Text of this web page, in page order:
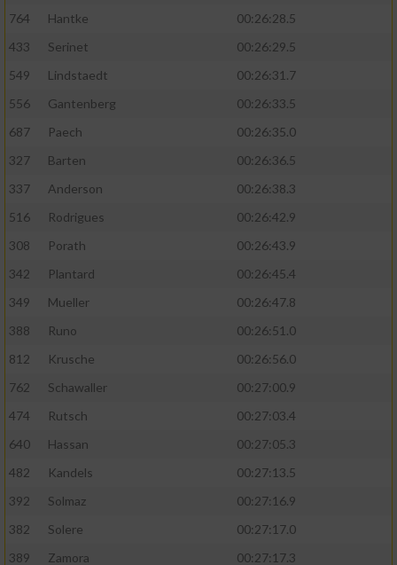
764
Hantke
00:26:28.5
433
Serinet
00:26:29.5
549
Lindstaedt
00:26:31.7
556
Gantenberg
00:26:33.5
687
Paech
00:26:35.0
327
Barten
00:26:36.5
337
Anderson
00:26:38.3
516
Rodrigues
00:26:42.9
308
Porath
00:26:43.9
342
Plantard
00:26:45.4
349
Mueller
00:26:47.8
388
Runo
00:26:51.0
812
Krusche
00:26:56.0
762
Schawaller
00:27:00.9
474
Rutsch
00:27:03.4
640
Hassan
00:27:05.3
482
Kandels
00:27:13.5
392
Solmaz
00:27:16.9
382
Solere
00:27:17.0
389
Zamora
00:27:17.3